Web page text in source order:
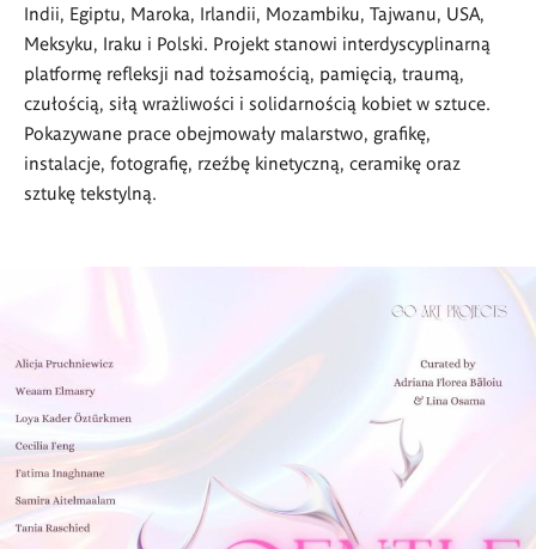
Indii, Egiptu, Maroka, Irlandii, Mozambiku, Tajwanu, USA,
Meksyku, Iraku i Polski. Projekt stanowi interdyscyplinarną
platformę refleksji nad tożsamością, pamięcią, traumą,
czułością, siłą wrażliwości i solidarnością kobiet w sztuce.
Pokazywane prace obejmowały malarstwo, grafikę,
instalacje, fotografię, rzeźbę kinetyczną, ceramikę oraz
sztukę tekstylną.